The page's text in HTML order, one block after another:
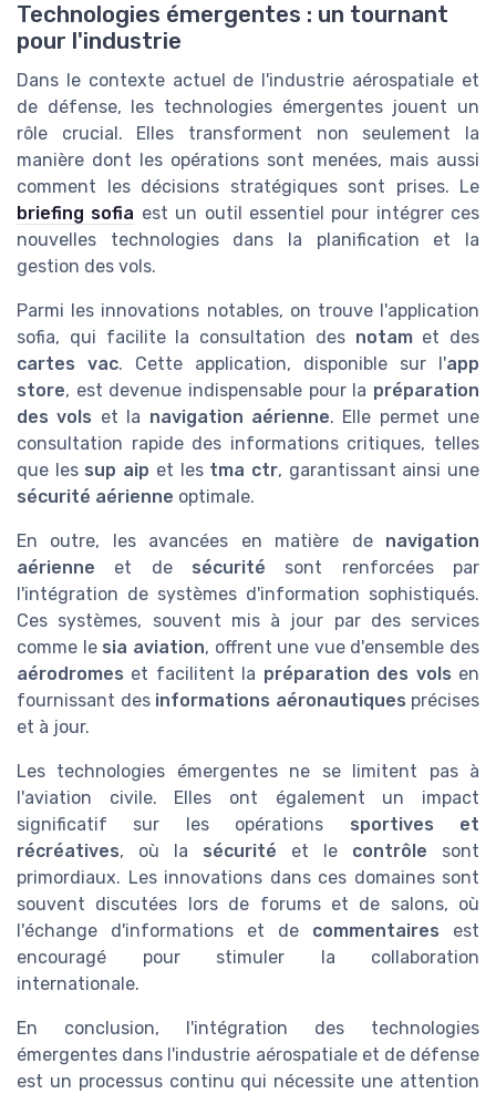
Technologies émergentes : un tournant
pour l'industrie
Dans le contexte actuel de l'industrie aérospatiale et
de défense, les technologies émergentes jouent un
rôle crucial. Elles transforment non seulement la
manière dont les opérations sont menées, mais aussi
comment les décisions stratégiques sont prises. Le
briefing sofia est un outil essentiel pour intégrer ces
nouvelles technologies dans la planification et la
gestion des vols.
Parmi les innovations notables, on trouve l'application
sofia, qui facilite la consultation des notamet des
cartes vac. Cette application, disponible sur l'app
store, est devenue indispensable pour la préparation
des vols et la navigation aérienne. Elle permet une
consultation rapide des informations critiques, telles
que les sup aip et les tma ctr, garantissant ainsi une
sécurité aérienne optimale.
En outre, les avancées en matière de navigation
aérienne et de sécurité sont renforcées par
l'intégration de systèmes d'information sophistiqués.
Ces systèmes, souvent mis à jour par des services
comme le sia aviation, offrent une vue d'ensemble des
aérodromes et facilitent la préparation des vols en
fournissant des informations aéronautiques précises
et à jour.
Les technologies émergentes ne se limitent pas à
l'aviation civile. Elles ont également un impact
significatif sur les opérations sportives et
récréatives, où la sécurité et le contrôle sont
primordiaux. Les innovations dans ces domaines sont
souvent discutées lors de forums et de salons, où
l'échange d'informations et de commentaires est
encouragé pour stimuler la collaboration
internationale.
En conclusion, l'intégration des technologies
émergentes dans l'industrie aérospatiale et de défense
est un processus continu qui nécessite une attention